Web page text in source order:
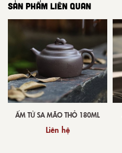
SẢN PHẨM LIÊN QUAN
ẤM TỬ SA MÃO THỎ 180ML
Liên hệ